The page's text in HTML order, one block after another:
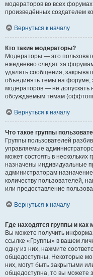
модераторов во всех
произведённых создателем
Вернуться к началу
Кто такие модераторы?
Модераторы — это
ежедневно следят за
удалять сообщения,
объединять темы на форуме,
модераторов — не допускать
обсуждаемым темам
Вернуться к началу
Что такое группы
Группы пользователей
управляемые
может состоять в нескольких
назначены индивидуальные
администраторам
количеству пользователей,
или предоставление
Вернуться к началу
Где находятся группы и как
Вы можете получить
ссылке «Группы» в вашем
одну из них, нажмите
общедоступны. Некоторые
них, могут быть закрытыми
общедоступна, то вы можете